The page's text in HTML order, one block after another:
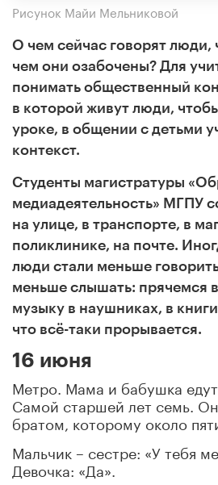
Рисунок Майи Мельниковой
О чем сейчас говорят люди,
чем они озабочены? Для
понимать общественный
в которой живут люди,
уроке, в общении с детьми
контекст.
Студенты магистратуры
медиадеятельность» МГПУ
на улице, в транспорте, в
поликлинике, на почте.
люди стали меньше
меньше слышать: прячемся
музыку в наушниках, в
что всё-таки прорывается.
16 июня
Метро. Мама и бабушка едут
Самой старшей лет семь.
братом, которому около
Мальчик – сестре: «У тебя
Девочка: «Да».